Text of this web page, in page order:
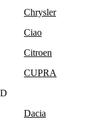
Chrysler
Ciao
Citroen
CUPRA
D
Dacia